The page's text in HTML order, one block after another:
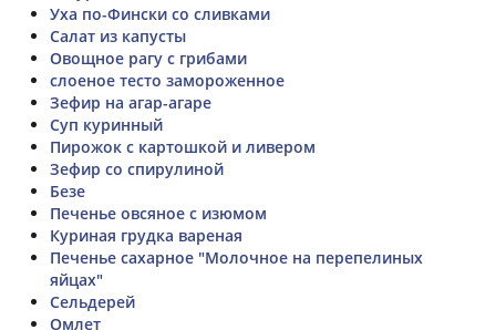
Уха по-Фински со сливками
Салат из капусты
Овощное рагу с грибами
слоеное тесто замороженное
Зефир на агар-агаре
Суп куринный
Пирожок с картошкой и ливером
Зефир со спирулиной
Безе
Печенье овсяное с изюмом
Куриная грудка вареная
Печенье сахарное "Молочное на перепелиных
яйцах"
Сельдерей
Омлет